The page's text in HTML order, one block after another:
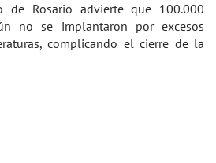
de Rosario advierte que 100.000
no se implantaron por excesos
complicando el cierre de la